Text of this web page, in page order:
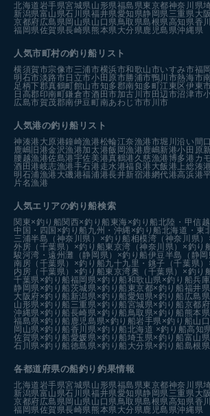
北海道岩手県宮城県山形県福島県東京都神奈川県
新潟県富山県石川県福井県愛知県静岡県三重県大
京都府広島県岡山県山口県鳥取県島根県高知県香
福岡県佐賀県長崎県熊本県大分県鹿児島県沖縄県
人気市町村の釣り船リスト
横須賀市宗像市三浦市横浜市和歌山市いすみ市福
明石市淡路市 日立市小田原市勝浦市鴨川市熱海市
足柄下郡真鶴町館山市知多郡南知多町江東区伊東
日高郡印南町鎌倉市酒田市加古川市 田辺市沼津市
広島市賀茂郡南伊豆町南あわじ市市川市
人気港の釣り船リスト
神湊港 大原港鐘崎漁港松輪江奈漁港市堀川沿い 間
鹿嶋旧港金沢漁港加太港飯岡漁港鹿嶋新港小田原
腰越漁港佐島港宇佐美港真鶴港 久慈漁港博多港カ
酒田港岐志漁港手石港 走水港福良港 大飯港 上総湊港
明石浦漁港 大磯港福浦港長井新宿港網代港高浜港
片名漁港
人気エリアの釣り船検索
関東×釣り船関西×釣り船 東海×釣り船北陸・甲信
中国・四国×釣り船 九州・沖縄×釣り船北海道・東
三浦半島（神奈川県）×釣り船相模湾（神奈川県）
外房（千葉県）×釣り船東京湾（神奈川県）×釣り
駿河湾・遠州灘（静岡県）×釣り船伊豆半島（静
南房（千葉県）×釣り船九十九里・銚子（千葉県）
内房（千葉県）×釣り船東京湾奥（千葉県）×釣り
千葉県×釣り船福岡県×釣り船和歌山県×釣り船兵
静岡県×釣り船茨城県×釣り船 東京都×釣り船福井
大阪府×釣り船 新潟県×釣り船愛知県×釣り船 広島
山形県×釣り船 三重県×釣り船宮城県×釣り船京都
沖縄県×釣り船長崎県×釣り船鳥取県×釣り船 熊本
福島県×釣り船 鹿児島県×釣り船岩手県×釣り船山
岡山県×釣り船香川県×釣り船北海道 ×釣り船高知
佐賀県×釣り船愛媛県×釣り船埼玉県×釣り船富山
石川県×釣り船徳島県×釣り船 大分県×釣り船島根
各都道府県の船釣り釣果情報
北海道岩手県宮城県山形県福島県東京都神奈川県
新潟県富山県石川県福井県愛知県静岡県三重県大
京都府広島県岡山県山口県鳥取県島根県高知県香
福岡県佐賀県長崎県熊本県大分県鹿児島県沖縄県